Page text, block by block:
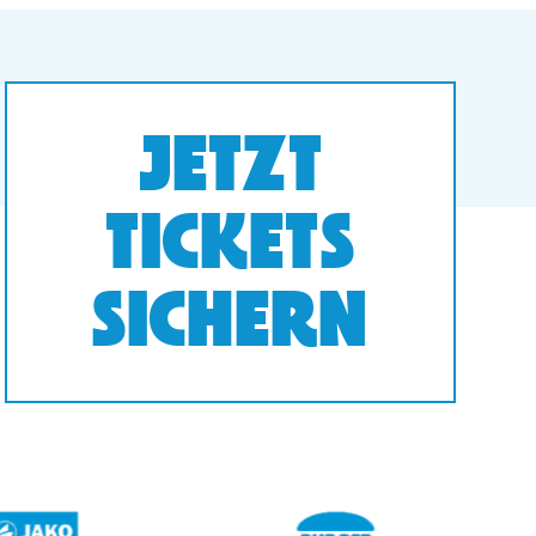
JETZT
TICKETS
SICHERN